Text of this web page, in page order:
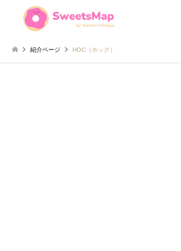
紹介ページ HOC（ホック）